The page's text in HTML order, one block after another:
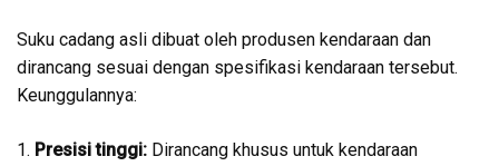
Suku cadang asli dibuat oleh produsen kendaraan dan
dirancang sesuai dengan spesifikasi kendaraan tersebut.
Keunggulannya:
1. Presisi tinggi: Dirancang khusus untuk kendaraan